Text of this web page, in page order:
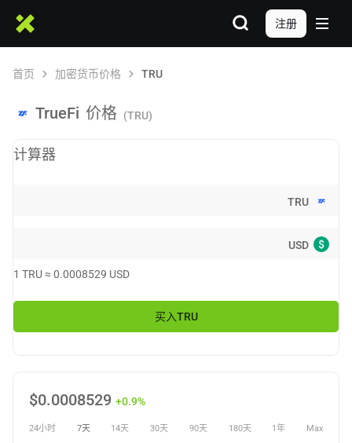
注册
首页 加密货币价格 TRU
TrueFi 价格 (TRU)
计算器
TRU
USD $
1 TRU≈ 0.0008529 USD
买入TRU
$0.0008529 +0.9%
24小时 7天 14天 30天 90天 180天 1年 Max